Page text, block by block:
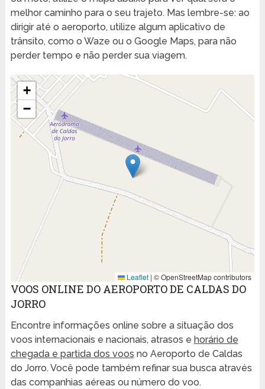
melhor caminho para o seu trajeto. Mas lembre-se: ao
dirigir até o aeroporto, utilize algum aplicativo de
trânsito, como o Waze ou o Google Maps, para não
perder tempo e não perder sua viagem.
+
−
Leaflet | © OpenStreetMap contributors
VOOS ONLINE DO AEROPORTO DE CALDAS DO
JORRO
Encontre informações online sobre a situação dos
voos internacionais e nacionais, atrasos e horário de
chegada e partida dos voos no Aeroporto de Caldas
do Jorro. Você pode também refinar sua busca através
das companhias aéreas ou número do voo.